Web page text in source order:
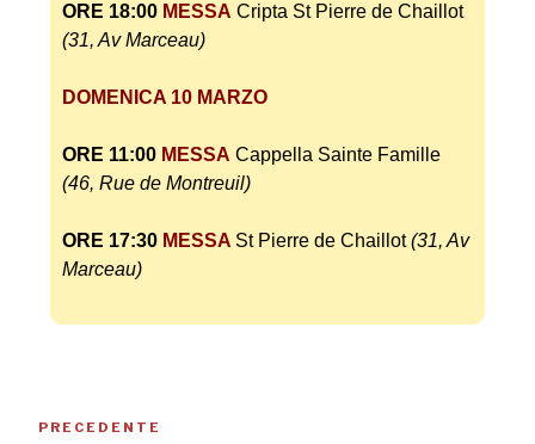
ORE 18:00 MESSA Cripta St Pierre de Chaillot
(31, Av Marceau)
DOMENICA 10 MARZO
ORE 11:00 MESSA Cappella Sainte Famille
(46, Rue de Montreuil)
ORE 17:30 MESSA St Pierre de Chaillot(31, Av
Marceau)
PRECEDENTE